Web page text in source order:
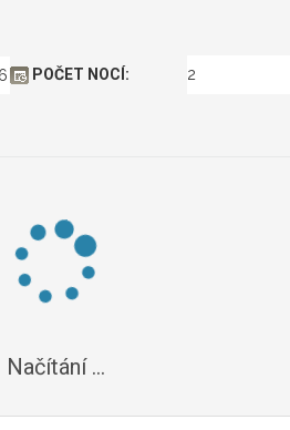
POČET NOCÍ:
Načítání ...